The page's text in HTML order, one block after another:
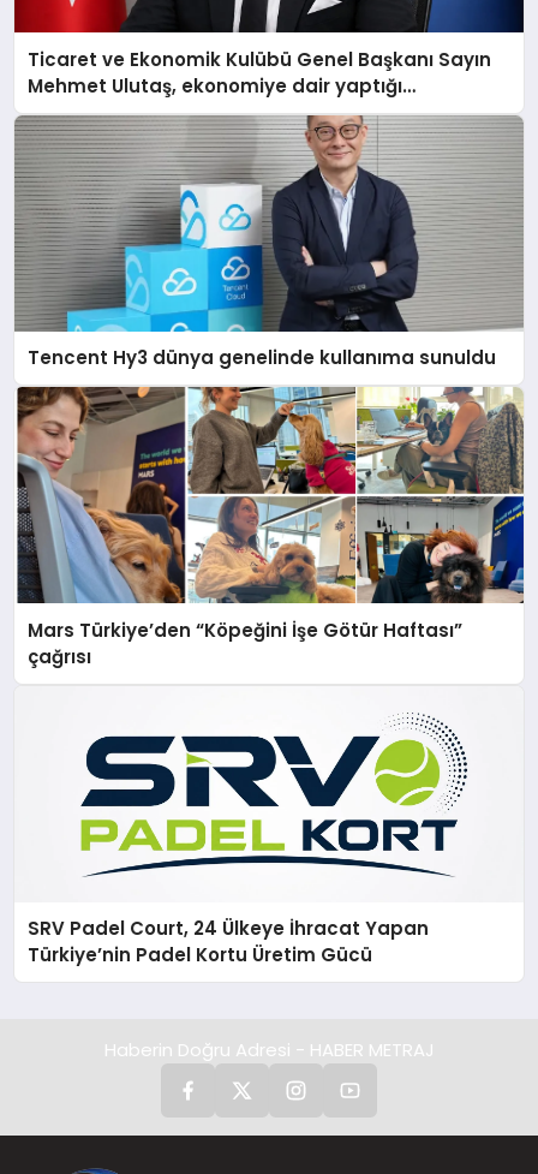
Ticaret ve Ekonomik Kulübü Genel Başkanı Sayın
Mehmet Ulutaş, ekonomiye dair yaptığı
açıklamada şunları kaydetti:
Tencent Hy3 dünya genelinde kullanıma sunuldu
Mars Türkiye’den “Köpeğini İşe Götür Haftası”
çağrısı
SRV Padel Court, 24 Ülkeye İhracat Yapan
Türkiye’nin Padel Kortu Üretim Gücü
Haberin Doğru Adresi - HABER METRAJ